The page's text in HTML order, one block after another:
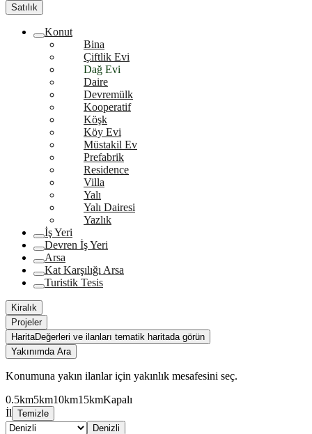
Satılık
Konut
Bina
Çiftlik Evi
Dağ Evi
Daire
Devremülk
Kooperatif
Köşk
Köy Evi
Müstakil Ev
Prefabrik
Residence
Villa
Yalı
Yalı Dairesi
Yazlık
İş Yeri
Devren İş Yeri
Arsa
Kat Karşılığı Arsa
Turistik Tesis
Kiralık
Projeler
HaritaDeğerleri ve ilanları tematik haritada görün
Yakınımda Ara
Konumuna yakın ilanlar için yakınlık mesafesini seç.
0.5km5km10km15kmKapalı
İl Temizle
Denizli